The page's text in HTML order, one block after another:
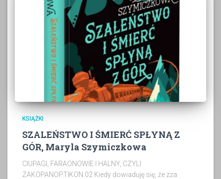
KSIĄŻKI
SZALEŃSTWO I ŚMIERĆ SPŁYNĄ Z
GÓR, Maryla Szymiczkowa
CIUPAGI, FARAONOWIE I HALNY, CZYLI
ZAKOPANOPTIKON 02 Kiedy dowiaduję się, że zza